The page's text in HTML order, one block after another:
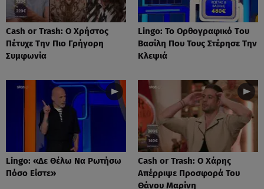
Cash or Trash: Ο Χρήστος
Πέτυχε Την Πιο Γρήγορη
Συμφωνία
Lingo: Το Oρθογραφικό Tου
Βασίλη Που Τους Στέρησε Την
Κλεψιά
Lingo: «Δε Θέλω Να Ρωτήσω
Πόσο Είστε»
Cash or Trash: Ο Χάρης
Απέρριψε Προσφορά Του
Θάνου Μαρίνη